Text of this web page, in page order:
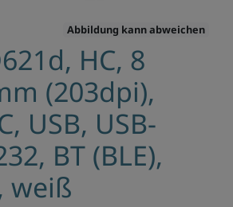
Abbildung kann abweichen
HC, 8
(203dpi),
USB, USB-
BT (BLE),
weiß